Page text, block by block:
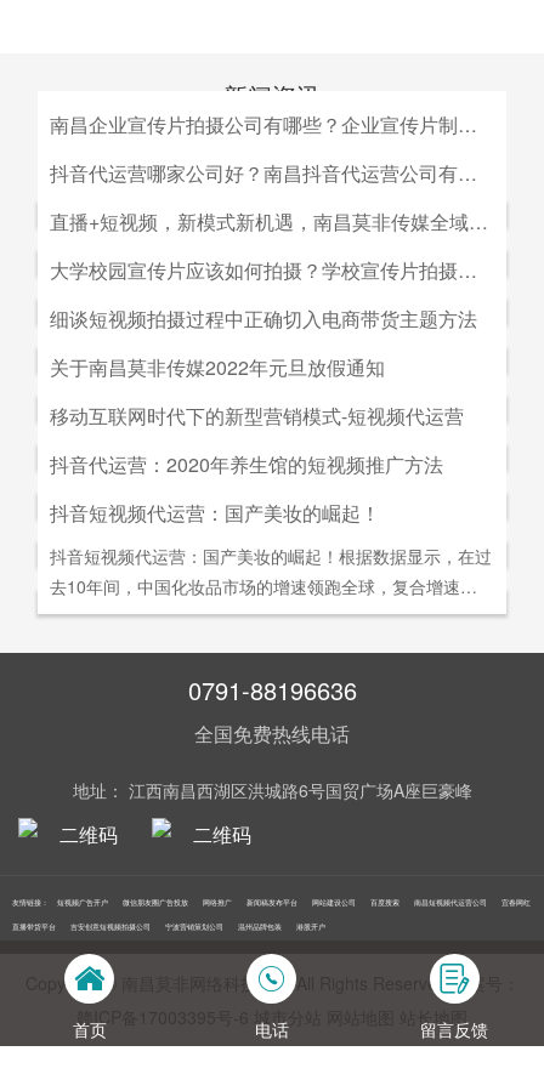
新闻资讯
南昌企业宣传片拍摄公司有哪些？企业宣传片制作公司哪家好
南昌企业宣传片拍摄公司有哪些？企业宣传片制作公司哪家
视宣传的规模，似乎企业宣传片是大企业才做得起的东西。
而事实上，正是因为公司规模小，才需要通过一个企业形象
片的包装，给经销商客户等以信心。
抖音代运营哪家公司好？南昌抖音代运营公司有哪些？
抖音代运营哪家公司好？南昌抖音代运营公司有哪些？抖音
何选择抖音代运营公司呢，首先我们要先了解抖音代运营的
主要工作有哪些，抖音代运营公司会帮助我们做什么，什么
是我们自己做不到的，随着抖音的流行，抖音代运营的发展
前景是非常好的。
直播+短视频，新模式新机遇，南昌莫非传媒全域营销平台全新低成本精准拓客！
直播+短视频，新模式新机遇，南昌莫非传媒全域营销平台
会对市场营销造成深远的影响，引领企业走向下一场变革。
2G时代，消费者实现了通讯的自由；3G时代，视频通话和
移动数据技术的兴起推动了智能手机的发展；到了4G技术
的普及，成为了视频流媒体、移动应用和程序化广告发展的
信息的接收已经从图文时代转向了视听时代，而营销方式也
从单一的PC搜索引擎向多媒体、多领域转移，短视频、直
大学校园宣传片应该如何拍摄？学校宣传片拍摄出来有哪些作用？
大学校园宣传片应该如何拍摄？学校宣传片拍摄出来有哪些
始陆续的展开，而为了配合更好的招生进行学校文化建设，
都会拍摄一些大学宣传片来吸引更多学生，进而达到校园招
生的目的。那么，大学宣传片如何拍摄呢？有哪些作用？下
面小编就来为大家简单介绍一下。
细谈短视频拍摄过程中正确切入电商带货主题方法
细谈短视频拍摄过程中正确切入电商带货主题方法。短视频
一是创建自己的个人IP品牌,比如李子柒；二是创建代表生
活方式的品牌, 比如“一条”。前者就是基于达人的影响力创
建品牌,以IP名为品牌名,以达人为 品牌背书,这种模式其实更
像粉丝经济。普通用户受短视频内容的吸引 成为达人的粉
丝,进而成为产生实际购买行为的用户。实践证明,只要 IP足
够打动人心,他们就能爆发出巨大的影响力。以李子柒为例,
李子柒凭借短视频积累了千万粉丝,后在淘宝平台开设店铺,
关于南昌莫非传媒2022年元旦放假通知
关于南昌莫非传媒2022年元旦放假通知.元旦：1月1日（星
月4日（星期二）上班。在此期间，如果您有需要我们提供
服务的地方可直接在网站留言板块进行留言，上班后，我们
会及时回复；如有紧急事项可拨打0791-88196636进行咨
询。
移动互联网时代下的新型营销模式-短视频代运营
移动互联网时代下的新型营销模式-短视频代运营。创意营
的含义发生了新的变化，是以创意表达的内容为连接的、以
社交分享和算法匹配为，主要传播信道的用户参与共创的新
型整合营销模式。
抖音代运营：2020年养生馆的短视频推广方法
抖音代运营：2020年养生馆的短视频推广方法.南昌莫非文
告及网络营销领域的公司，是国内领先的一站式全网营销推
广创新型服务平台。主营：蓝V认证，抖音，快手短视频代
理，搜索引擎营销，关键词优化，网站建设，SEO网站优
化，SEM竞价优化，小程序制作，网络推广，网络营销，
设计，LOGO设计，口碑优化，品牌形象设计，获客推广，
网站定制，APP开发，软件制作，网络公关，网站推广，海
告等等业务！在江西更多人选择南昌莫非传媒！
抖音短视频代运营：国产美妆的崛起！
抖音短视频代运营：国产美妆的崛起！根据数据显示，在过
去10年间，中国化妆品市场的增速领跑全球，复合增速达9.
5%。庞大的市场让国产美妆迅速崛起，其中，完美日记一
0791-88196636
全国免费热线电话
地址： 江西南昌西湖区洪城路6号国贸广场A座巨豪峰
友情链接： 短视频广告开户 微信朋友圈广告投放 网络推广 新闻稿发布平台 网站建设公司 百度搜索 南昌短视频代运营公司 宜春网红
直播带货平台 吉安创意短视频拍摄公司 宁波营销策划公司 温州品牌包装 港股开户
Copyright © 南昌莫非网络科技公司 All Rights Reserved 备案号：
赣ICP备17003395号‍-6
城市分站 站长地图
首页 电话 留言反馈